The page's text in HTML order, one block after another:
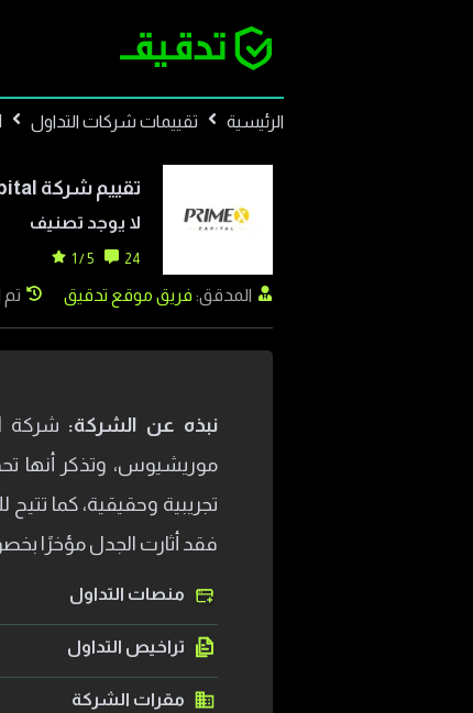
الرئيسية تقييمات شركات التداول
تقييم شركة
لا يوجد تصنيف
24
5 / 1
المدقق: فريق موقع تدقيق تم
نبذه عن الشركة:
موريشيوس، وتذكر أنها
فقد أثارت الجدل مؤخرًا
منصات التداول
تراخيص التداول
مقرات الشركة